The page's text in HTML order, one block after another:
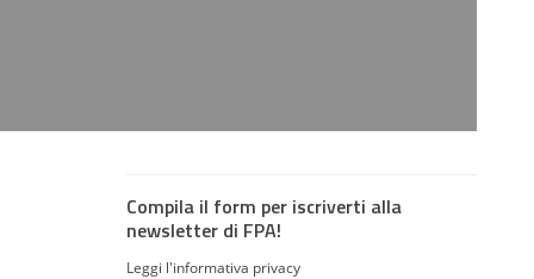
Compila il form per iscriverti alla
newsletter di FPA!
Leggi l'informativa privacy